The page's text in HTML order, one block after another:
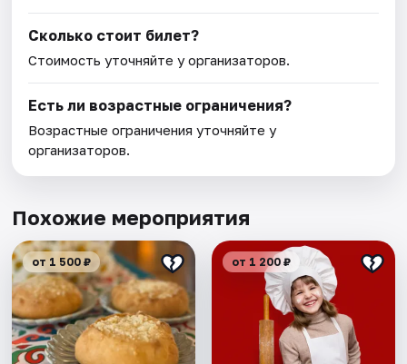
Сколько стоит билет?
Стоимость уточняйте у организаторов.
Есть ли возрастные ограничения?
Возрастные ограничения уточняйте у
организаторов.
Похожие мероприятия
от 1 500 ₽ от 1 200 ₽